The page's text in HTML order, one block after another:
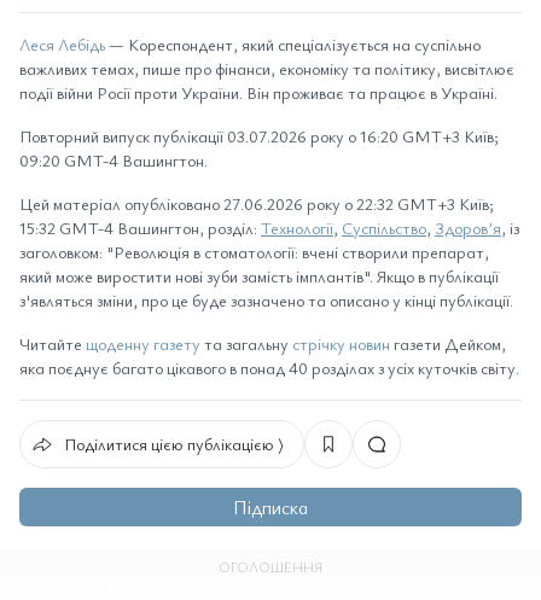
Леся Лебідь— Кореспондент, який спеціалізується на суспільно
важливих темах, пише про фінанси, економіку та політику, висвітлює
події війни Росії проти України. Він проживає та працює в Україні.
Повторний випуск публікації 03.07.2026 року о 16:20 GMT+3 Київ;
09:20 GMT-4 Вашингтон.
Цей матеріал опубліковано 27.06.2026 року о 22:32 GMT+3 Київ;
15:32 GMT-4 Вашингтон, розділ: Технології, Суспільство, Здоров’я, із
заголовком: "Революція в стоматології: вчені створили препарат,
який може виростити нові зуби замість імплантів". Якщо в публікації
з'являться зміни, про це буде зазначено та описано у кінці публікації.
Читайте щоденну газету та загальну стрічку новин газети Дейком,
яка поєднує багато цікавого в понад 40 розділах з усіх куточків світу.
Поділитися цією публікацією ⟩
Підписка
ОГОЛОШЕННЯ